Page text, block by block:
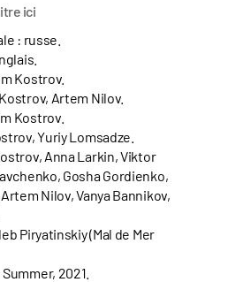
ici
: russe.
Kostrov.
Artem Nilov.
Kostrov.
Yuriy Lomsadze.
Anna Larkin, Viktor
Gosha Gordienko,
Nilov, Vanya Bannikov,
Piryatinskiy (Mal de Mer
2021.